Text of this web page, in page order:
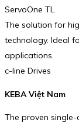
ServoOne TL
The solution for
technology. Ideal
applications.
c-line Drives
KEBA Việt Nam
The proven